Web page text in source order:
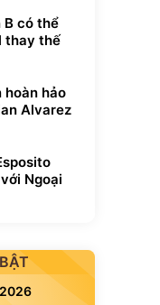
B có thể
thay thế
hoàn hảo
Alvarez
Ngoại